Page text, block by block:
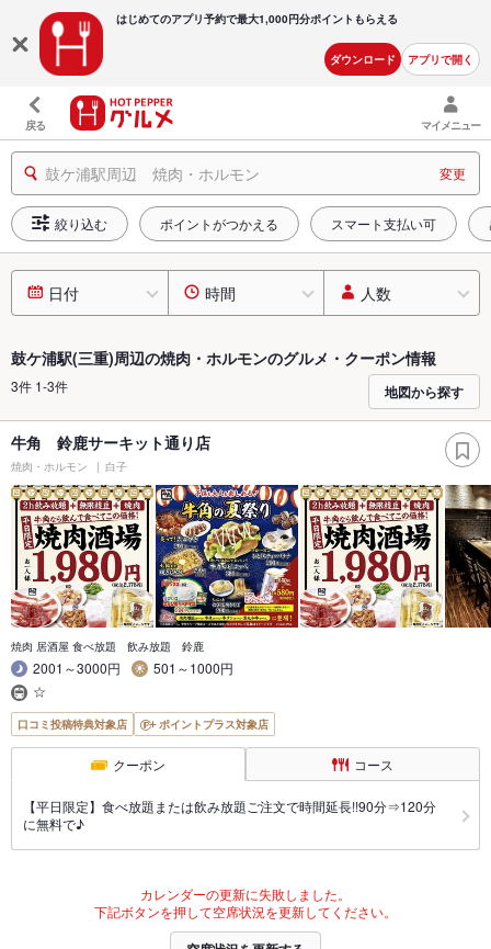
はじめてのアプリ予約で最大1,000円分ポイントもらえる
ダウンロード アプリで開く
戻る マイメニュー
鼓ケ浦駅周辺 焼肉・ホルモン 変更
絞り込む ポイントがつかえる スマート支払い可
日付 時間 人数
鼓ケ浦駅(三重)周辺の焼肉・ホルモンのグルメ・クーポン情報
3件 1-3件 地図から探す
牛角 鈴鹿サーキット通り店
焼肉・ホルモン 白子
焼肉 居酒屋 食べ放題 飲み放題 鈴鹿
2001～3000円
501～1000円
☆
口コミ投稿特典対象店 ポイントプラス対象店
クーポン コース
【平日限定】食べ放題または飲み放題ご注文で時間延長!!90分⇒120分
に無料で♪
カレンダーの更新に失敗しました。
下記ボタンを押して空席状況を更新してください。